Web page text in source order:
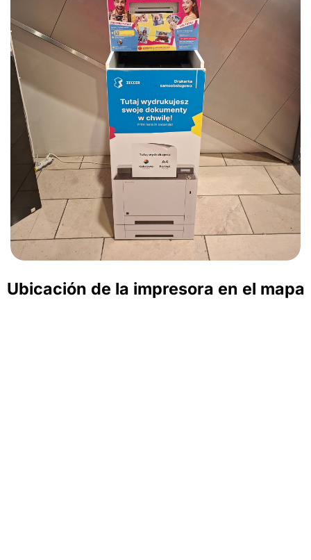
Ubicación de la impresora en el mapa